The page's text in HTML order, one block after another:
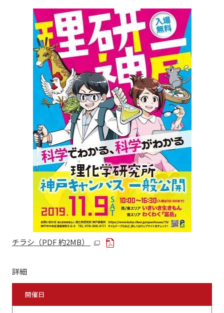
チラシ（PDF 約2MB）
詳細
開催日